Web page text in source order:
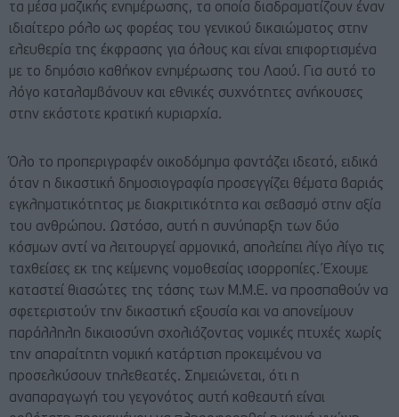
τα μέσα μαζικής ενημέρωσης, τα οποία διαδραματίζουν έναν
ιδιαίτερο ρόλο ως φορέας του γενικού δικαιώματος στην
ελευθερία της έκφρασης για όλους και είναι επιφορτισμένα
με το δημόσιο καθήκον ενημέρωσης του Λαού. Για αυτό το
λόγο καταλαμβάνουν και εθνικές συχνότητες ανήκουσες
στην εκάστοτε κρατική κυριαρχία.
Όλο το προπεριγραφέν οικοδόμημα φαντάζει ιδεατό, ειδικά
όταν η δικαστική δημοσιογραφία προσεγγίζει θέματα βαριάς
εγκληματικότητας με διακριτικότητα και σεβασμό στην αξία
του ανθρώπου. Ωστόσο, αυτή η συνύπαρξη των δύο
κόσμων αντί να λειτουργεί αρμονικά, απολείπει λίγο λίγο τις
ταχθείσες εκ της κείμενης νομοθεσίας ισορροπίες. Έχουμε
καταστεί θιασώτες της τάσης των Μ.Μ.Ε. να προσπαθούν να
σφετεριστούν την δικαστική εξουσία και να απονείμουν
παράλληλη δικαιοσύνη σχολιάζοντας νομικές πτυχές χωρίς
την απαραίτητη νομική κατάρτιση προκειμένου να
προσελκύσουν τηλεθεατές. Σημειώνεται, ότι η
αναπαραγωγή του γεγονότος αυτή καθεαυτή είναι